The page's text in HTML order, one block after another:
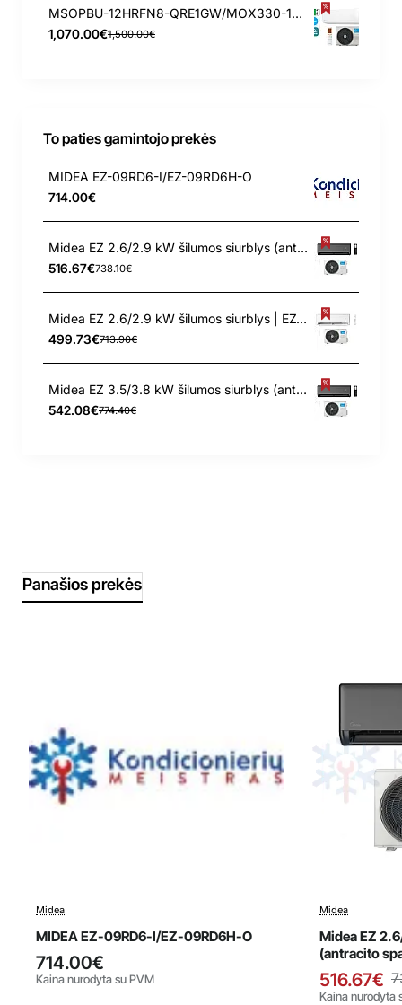
MSOPBU-12HRFN8-QRE1GW/MOX330-12HFN8-QRE1GW MIDEA ORAS-ORAS ŠILUMOS SIURBLYS OASIS OP+ PLUS 3,5/3,8 kW
1,070.00€1,500.00€
To paties gamintojo prekės
MIDEA EZ-09RD6-I/EZ-09RD6H-O
714.00€
Midea EZ 2.6/2.9 kW šilumos siurblys (antracito spalva) | EZB-09RD6-I - EZ-09RD6H-O
516.67€738.10€
Midea EZ 2.6/2.9 kW šilumos siurblys | EZ-09RD6-I - EZ-09RD6H-O
499.73€713.90€
Midea EZ 3.5/3.8 kW šilumos siurblys (antracito spalva) | EZB-12RD6-I - EZ-12RD6H-O
542.08€774.40€
Panašios prekės
Midea
MIDEA EZ-09RD6-I/EZ-09RD6H-O
714.00€
Kaina nurodyta su PVM
Midea
Midea EZ
(antracito
09RD6H-O
516.67€
Kaina nurodyta